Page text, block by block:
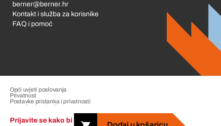
Prijavite se kako bi
berner@berner.hr
Kontakt i služba za korisnike
FAQ i pomoć
Opći uvjeti poslovanja
Privatnost
Postavke pristanka i privatnosti
Upravljanje pritužbama